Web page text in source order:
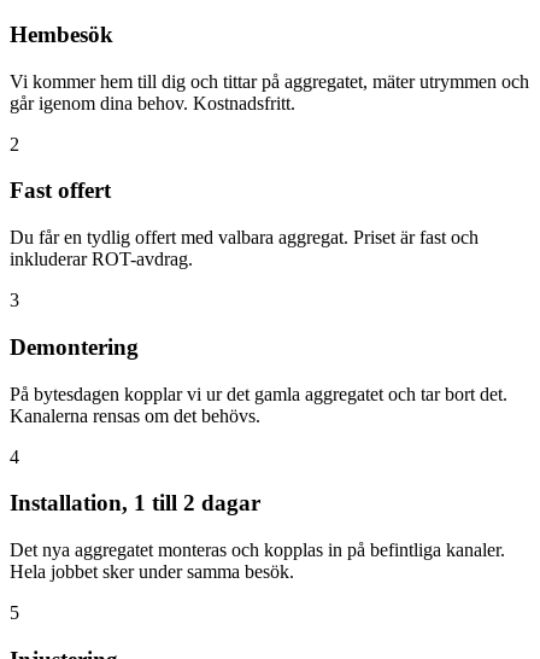
Hembesök
Vi kommer hem till dig och tittar på aggregatet, mäter utrymmen och
går igenom dina behov. Kostnadsfritt.
2
Fast offert
Du får en tydlig offert med valbara aggregat. Priset är fast och
inkluderar ROT-avdrag.
3
Demontering
På bytesdagen kopplar vi ur det gamla aggregatet och tar bort det.
Kanalerna rensas om det behövs.
4
Installation, 1 till 2 dagar
Det nya aggregatet monteras och kopplas in på befintliga kanaler.
Hela jobbet sker under samma besök.
5